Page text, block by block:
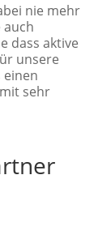
nie mehr
auch
dass aktive
unsere
einen
sehr